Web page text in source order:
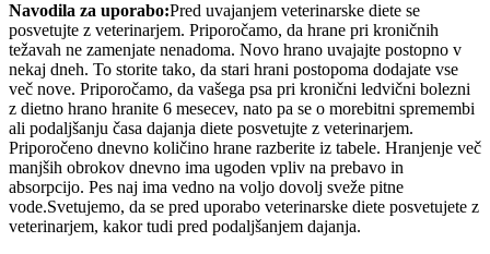
Navodila za uporabo:Pred uvajanjem veterinarske diete se
posvetujte z veterinarjem. Priporočamo, da hrane pri kroničnih
težavah ne zamenjate nenadoma. Novo hrano uvajajte postopno v
nekaj dneh. To storite tako, da stari hrani postopoma dodajate vse
več nove. Priporočamo, da vašega psa pri kronični ledvični bolezni
z dietno hrano hranite 6 mesecev, nato pa se o morebitni spremembi
ali podaljšanju časa dajanja diete posvetujte z veterinarjem.
Priporočeno dnevno količino hrane razberite iz tabele. Hranjenje več
manjših obrokov dnevno ima ugoden vpliv na prebavo in
absorpcijo. Pes naj ima vedno na voljo dovolj sveže pitne
vode.Svetujemo, da se pred uporabo veterinarske diete posvetujete z
veterinarjem, kakor tudi pred podaljšanjem dajanja.